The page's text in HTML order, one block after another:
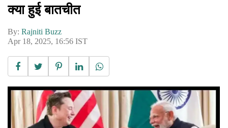
क्या हुई बातचीत
By: Rajniti Buzz
Apr 18, 2025, 16:56 IST